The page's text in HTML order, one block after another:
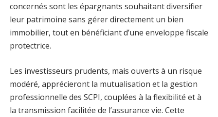
concernés sont les épargnants souhaitant diversifier
leur patrimoine sans gérer directement un bien
immobilier, tout en bénéficiant d’une enveloppe fiscale
protectrice.
Les investisseurs prudents, mais ouverts à un risque
modéré, apprécieront la mutualisation et la gestion
professionnelle des SCPI, couplées à la flexibilité et à
la transmission facilitée de l’assurance vie. Cette